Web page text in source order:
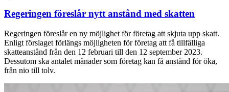
Regeringen föreslår nytt anstånd med skatten
Regeringen föreslår en ny möjlighet för företag att skjuta upp skatt.
Enligt förslaget förlängs möjligheten för företag att få tillfälliga
skatteanstånd från den 12 februari till den 12 september 2023.
Dessutom ska antalet månader som företag kan få anstånd för öka,
från nio till tolv.